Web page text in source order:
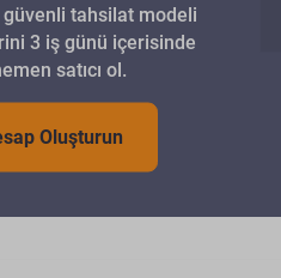
tahsilat modeli
3 iş günü içerisinde
satıcı ol.
Oluşturun